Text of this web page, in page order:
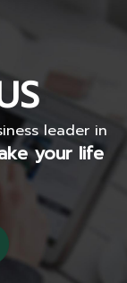
leader in
your life